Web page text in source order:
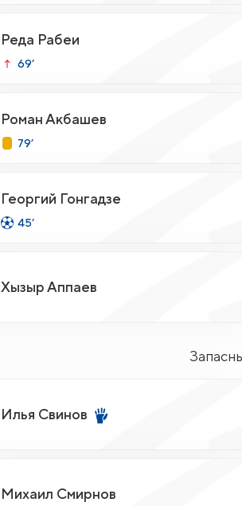
Реда Рабеи
69’
Роман Акбашев
79’
Георгий Гонгадзе
45’
Хызыр Аппаев
Илья Свинов
Михаил Смирнов